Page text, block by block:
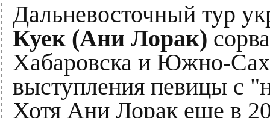
Дальневосточный тур
Куек (Ани Лорак)
Хабаровска и Южно-
выступления певицы с
Хотя Ани Лорак еще в